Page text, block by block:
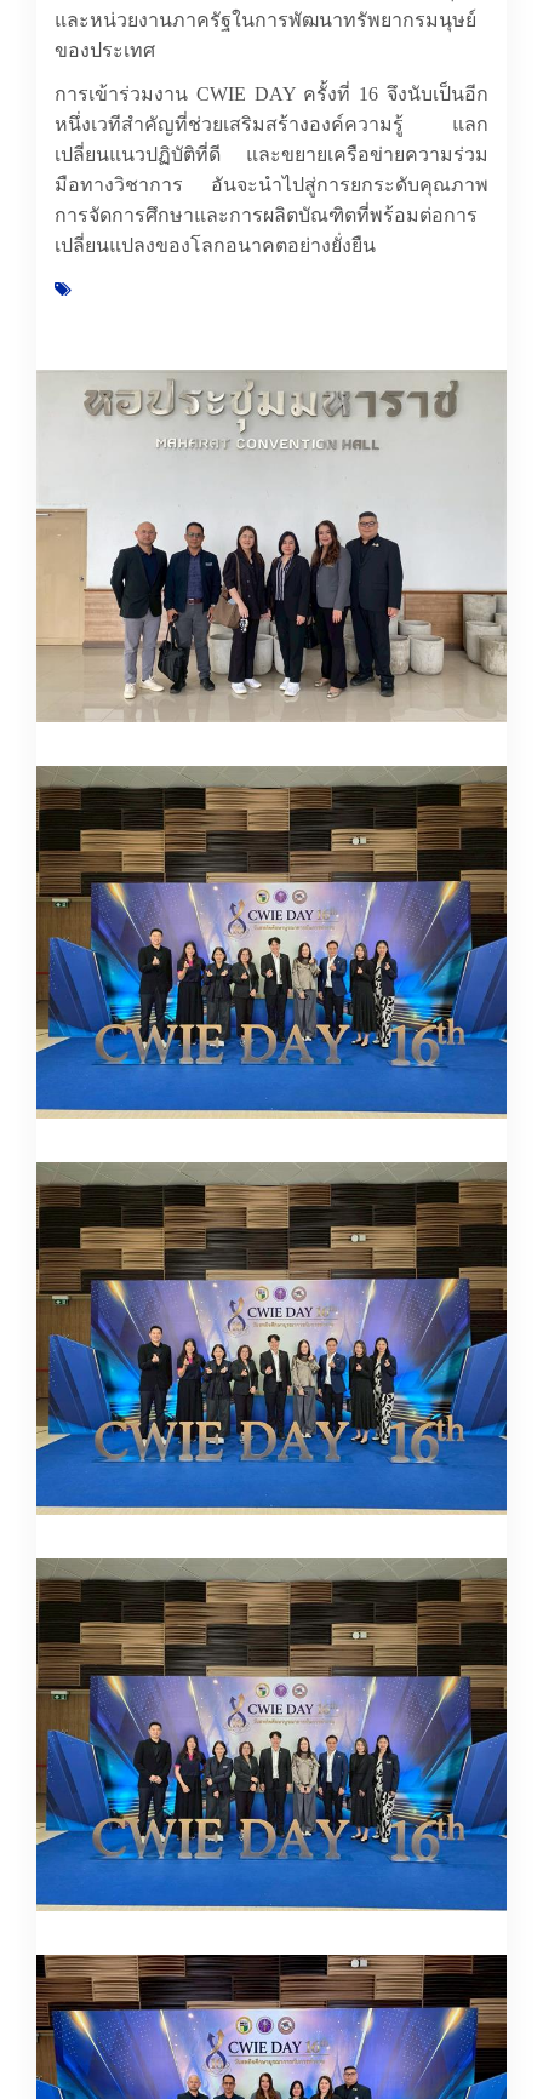
และหน่วยงานภาครัฐในการพัฒนาทรัพยากรมนุษย์
ของประเทศ
การเข้าร่วมงาน CWIE DAY ครั้งที่ 16 จึงนับเป็นอีก
หนึ่งเวทีสำคัญที่ช่วยเสริมสร้างองค์ความรู้ แลก
เปลี่ยนแนวปฏิบัติที่ดี และขยายเครือข่ายความร่วม
มือทางวิชาการ อันจะนำไปสู่การยกระดับคุณภาพ
การจัดการศึกษาและการผลิตบัณฑิตที่พร้อมต่อการ
เปลี่ยนแปลงของโลกอนาคตอย่างยั่งยืน